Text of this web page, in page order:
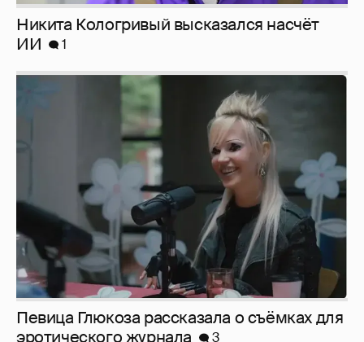
Певица Глюкоза рассказала о съёмках для
эротического журнала
3